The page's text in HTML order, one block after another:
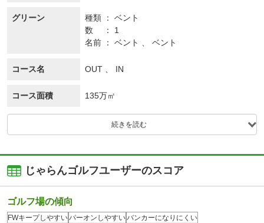
グリーン 種類
ベント
数
1
名前
ベント 、 ベント
コース名 OUT 、 IN
コース面積 135万㎡
続きを読む
じゃらんゴルフユーザーのスコア
ゴルフ場の傾向
FWキープしやすいパーオンしやすいバンカーになりにくい